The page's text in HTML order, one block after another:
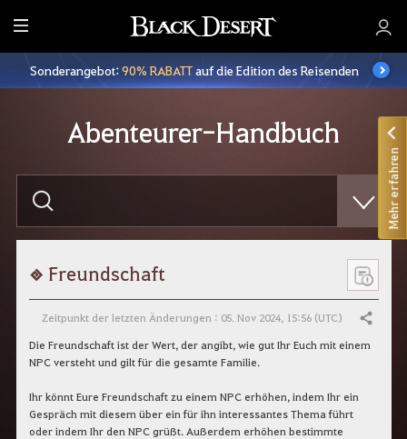
A
l
l Sonderangebot:90% RABATTauf die Edition des Reisenden
Abenteurer-Handbuch
t
e
Freundschaft
Zeitpunkt der letzten Änderungen : 05. Nov 2024, 15:56 (UTC) Teilen
Die Freundschaft ist der Wert, der angibt, wie gut Ihr Euch mit einem
NPC versteht und gilt für die gesamte Familie.
Ihr könnt Eure Freundschaft zu einem NPC erhöhen, indem Ihr ein
Gespräch mit diesem über ein für ihn interessantes Thema führt
oder indem Ihr den NPC grüßt. Außerdem erhöhen bestimmte
Mehr erfahren